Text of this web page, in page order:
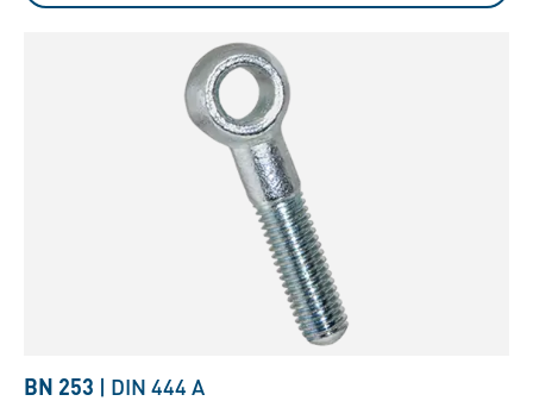
BN 253 | DIN 444 A